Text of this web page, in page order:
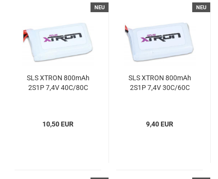
NEU
SLS XTRON 800mAh
2S1P 7,4V 40C/80C
10,50 EUR
NEU
SLS XTRON 800mAh
2S1P 7,4V 30C/60C
9,40 EUR